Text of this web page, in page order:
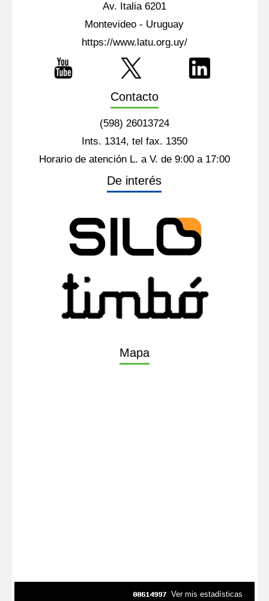
Av. Italia 6201
Montevideo - Uruguay
https://www.latu.org.uy/
Contacto
(598) 26013724
Ints. 1314, tel fax. 1350
Horario de atención L. a V. de 9:00 a 17:00
De interés
Mapa
Ver mis estadísticas